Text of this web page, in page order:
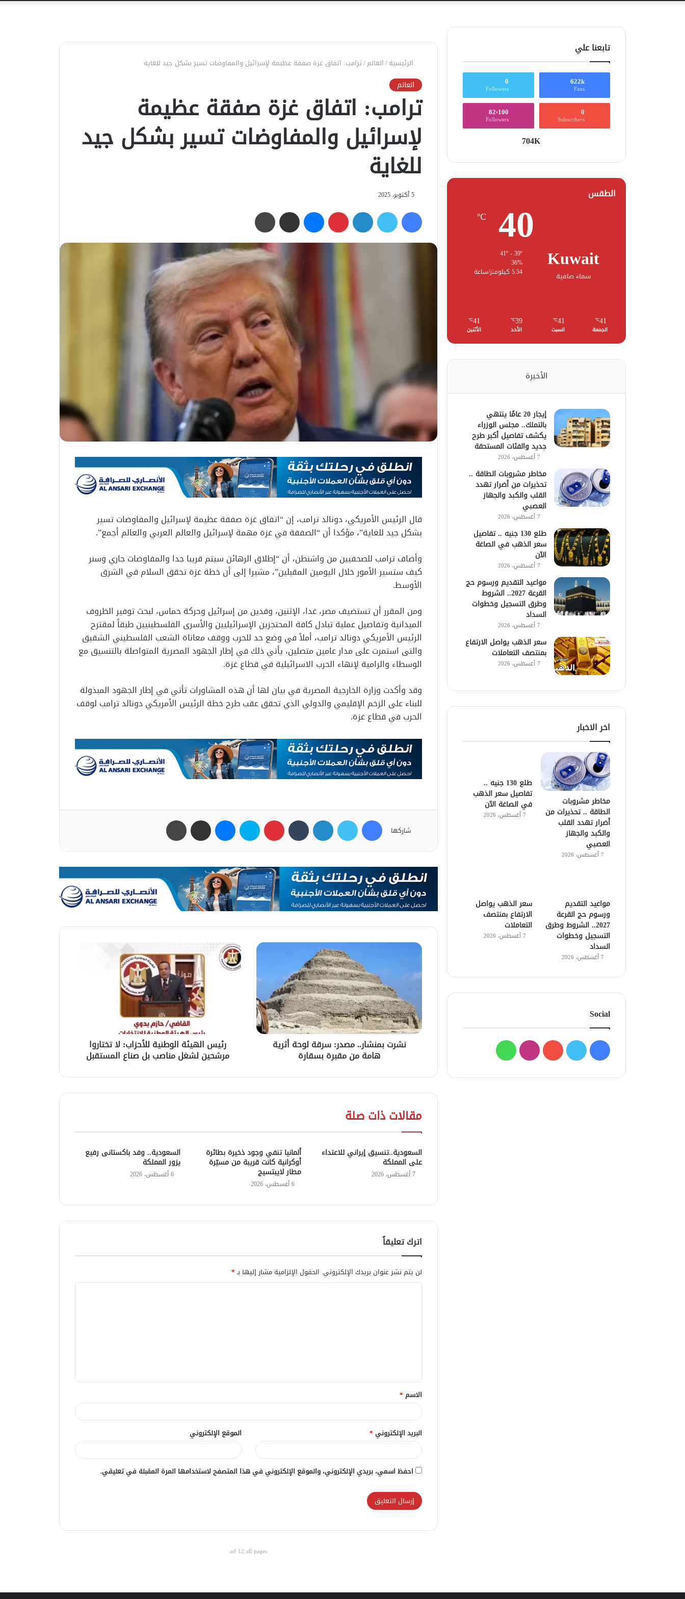
الرئيسية/العالم/ترامب: اتفاق غزة صفقة عظيمة لإسرائيل والمفاوضات تسير بشكل جيد للغاية
العالم
ترامب: اتفاق غزة صفقة عظيمة
لإسرائيل والمفاوضات تسير بشكل جيد
للغاية
5 أكتوبر، 2025
فيسبوك تويتر لينكدإن بينتيريست ماسنجر مشاركة عبر البريد
قال الرئيس الأمريكي، دونالد ترامب، إن “اتفاق غزة صفقة عظيمة لإسرائيل والمفاوضات تسير
بشكل جيد للغاية”، مؤكدا أن “الصفقة في غزة مهمة لإسرائيل والعالم العربي والعالم أجمع”.
وأضاف ترامب للصحفيين من واشنطن، أن “إطلاق الرهائن سيتم قريبا جدا والمفاوضات جاري وسنر
كيف ستسير الأمور خلال اليومين المقبلين”، مشيرا إلى أن خطة غزة تحقق السلام في الشرق
الأوسط.
ومن المقرر أن تستضيف مصر، غدا، الإثنين، وفدين من إسرائيل وحركة حماس، لبحث توفير الظروف
الميدانية وتفاصيل عملية تبادل كافة المحتجزين الإسرائيليين والأسرى الفلسطينيين طبقاً لمقترح
الرئيس الأمريكي دونالد ترامب، أملاً في وضع حد للحرب ووقف معاناة الشعب الفلسطيني الشقيق
والتى استمرت على مدار عامين متصلين، يأتي ذلك في إطار الجهود المصرية المتواصلة بالتنسيق مع
الوسطاء والرامية لإنهاء الحرب الاسرائيلية في قطاع غزة.
وقد وأكدت وزارة الخارجية المصرية في بيان لها أن هذه المشاورات تأتي في إطار الجهود المبذولة
للبناء على الزخم الإقليمي والدولي الذي تحقق عقب طرح خطة الرئيس الأمريكي دونالد ترامب لوقف
الحرب في قطاع غزة.
شاركها
فيسبوك تويتر لينكدإن بينتيريست سكايب ماسنجر مشاركة عبر البريد
نشرت بمنشار.. مصدر: سرقة لوحة أثرية
هامة من مقبرة بسقارة
رئيس الهيئة الوطنية للأحزاب: لا تختاروا
مرشحين لشغل مناصب بل صناع المستقبل
مقالات ذات صلة
السعودية..تنسيق إيراني للاعتداء
على المملكة
7 أغسطس، 2026
ألمانيا تنفي وجود ذخيرة بطائرة
أوكرانية كانت قريبة من مسيّرة
مطار لايبتسيج
6 أغسطس، 2026
السعودية.. وفد باكستانى رفيع
يزور المملكة
6 أغسطس، 2026
اترك تعليقاً
لن يتم نشر عنوان بريدك الإلكتروني. الحقول الإلزامية مشار إليها بـ*
ق
*
الاسم *
البريد الإلكتروني * الموقع الإلكتروني
احفظ اسمي، بريدي الإلكتروني، والموقع الإلكتروني في هذا المتصفح لاستخدامها المرة المقبلة في تعليقي.
ad 12 all pages
تابعنا علي
622k
Fans
0
Followers
0
Subscribers
82٬100
Followers
704K
الطقس
Kuwait
سماء صافية
40
℃
41º - 39º
36%
5.54 كيلومتر/ساعة
41
℃
الجمعة
41
℃
السبت
39
℃
الأحد
41
℃
الأثنين
الأخيرة
إيجار 20 عامًا ينتهي
بالتملك.. مجلس الوزراء
يكشف تفاصيل أكبر طرح
جديد والفئات المستحقة
7 أغسطس، 2026
مخاطر مشروبات الطاقة ..
تحذيرات من أضرار تهدد
القلب والكبد والجهاز
العصبي
7 أغسطس، 2026
طلع 130 جنيه .. تفاصيل
سعر الذهب في الصاغة
الآن
7 أغسطس، 2026
مواعيد التقديم ورسوم حج
القرعة 2027.. الشروط
وطرق التسجيل وخطوات
السداد
7 أغسطس، 2026
سعر الذهب يواصل الارتفاع
بمنتصف التعاملات
7 أغسطس، 2026
اخر الاخبار
مخاطر مشروبات
الطاقة .. تحذيرات من
أضرار تهدد القلب
والكبد والجهاز
العصبي
7 أغسطس، 2026
طلع 130 جنيه ..
تفاصيل سعر الذهب
في الصاغة الآن
7 أغسطس، 2026
مواعيد التقديم
ورسوم حج القرعة
2027.. الشروط وطرق
التسجيل وخطوات
السداد
7 أغسطس، 2026
سعر الذهب يواصل
الارتفاع بمنتصف
التعاملات
7 أغسطس، 2026
Social
فيسبوك
تويتر يوتيوبانستقرامواتساب